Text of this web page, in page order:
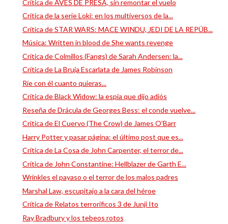
Crítica de AVES DE PRESA, sin remontar el vuelo
Crítica de la serie Loki: en los multiversos de la...
Crítica de STAR WARS: MACE WINDU, JEDI DE LA REPÚB...
Música: Written in blood de She wants revenge
Crítica de Colmillos (Fangs) de Sarah Andersen: la...
Crítica de La Bruja Escarlata de James Robinson
Ríe con él cuanto quieras...
Crítica de Black Widow: la espía que dijo adiós
Reseña de Drácula de Georges Bess: el conde vuelve...
Crítica de El Cuervo (The Crow) de James O'Barr
Harry Potter y pasar página: el último post que es...
Crítica de La Cosa de John Carpenter, el terror de...
Crítica de John Constantine: Hellblazer de Garth E...
Wrinkles el payaso o el terror de los malos padres
Marshal Law, escupitajo a la cara del héroe
Crítica de Relatos terroríficos 3 de Junji Ito
Ray Bradbury y los tebeos rotos